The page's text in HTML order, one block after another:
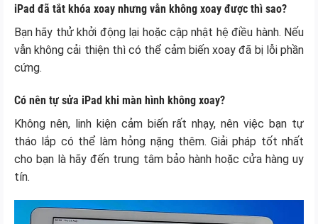
iPad đã tắt khóa xoay nhưng vẫn không xoay được thì sao?
Bạn hãy thử khởi động lại hoặc cập nhật hệ điều hành. Nếu
vẫn không cải thiện thì có thể cảm biến xoay đã bị lỗi phần
cứng.
Có nên tự sửa iPad khi màn hình không xoay?
Không nên, linh kiện cảm biến rất nhạy, nên việc bạn tự
tháo lắp có thể làm hỏng nặng thêm. Giải pháp tốt nhất
cho bạn là hãy đến trung tâm bảo hành hoặc cửa hàng uy
tín.